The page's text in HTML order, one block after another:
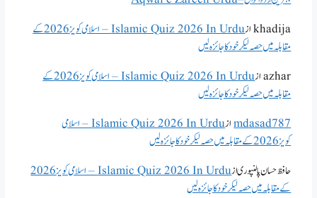
khadijaاز
Islamic Quiz 2026 In Urdu – اسلامی کویز 2026 کے
مقابلہ میں حصہ لیکر خود کا جائزہ لیں
azharاز
Islamic Quiz 2026 In Urdu – اسلامی کویز 2026 کے
مقابلہ میں حصہ لیکر خود کا جائزہ لیں
mdasad787از
Islamic Quiz 2026 In Urdu – اسلامی
حافظ حسان پالنپوریاز
Islamic Quiz 2026 In Urdu – اسلامی کویز 2026
کے مقابلہ میں حصہ لیکر خود کا جائزہ لیں